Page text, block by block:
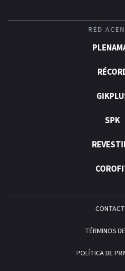
RED
SPK
TÉRMINOS
POLÍTICA DE